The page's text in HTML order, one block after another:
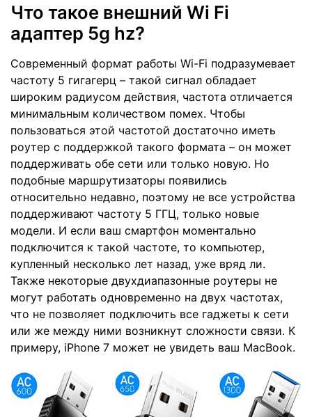
Что такое внешний Wi Fi
адаптер 5g hz?
Современный формат работы Wi-Fi подразумевает
частоту 5 гигагерц – такой сигнал обладает
широким радиусом действия, частота отличается
минимальным количеством помех. Чтобы
пользоваться этой частотой достаточно иметь
роутер с поддержкой такого формата – он может
поддерживать обе сети или только новую. Но
подобные маршрутизаторы появились
относительно недавно, поэтому не все устройства
поддерживают частоту 5 ГГЦ, только новые
модели. И если ваш смартфон моментально
подключится к такой частоте, то компьютер,
купленный несколько лет назад, уже вряд ли.
Также некоторые двухдиапазонные роутеры не
могут работать одновременно на двух частотах,
что не позволяет подключить все гаджеты к сети
или же между ними возникнут сложности связи. К
примеру, iPhone 7 может не увидеть ваш MacBook.